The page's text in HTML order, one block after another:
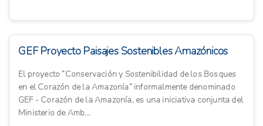
GEF Proyecto Paisajes Sostenibles Amazónicos
El proyecto “Conservación y Sostenibilidad de los Bosques
en el Corazón de la Amazonía” informalmente denominado
GEF - Corazón de la Amazonía, es una iniciativa conjunta del
Ministerio de Amb...